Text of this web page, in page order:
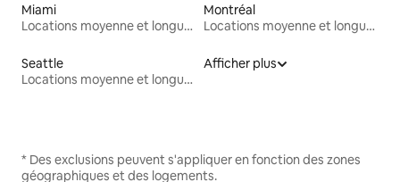
Miami
Locations moyenne et longue durée
Montréal
Locations moyenne et longue durée
Seattle
Locations moyenne et longue durée
Afficher plus
* Des exclusions peuvent s'appliquer en fonction des zones
géographiques et des logements.